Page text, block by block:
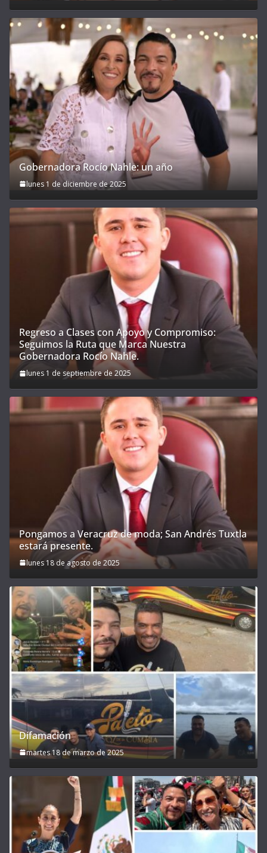
Gobernadora Rocío Nahle: un año
lunes 1 de diciembre de 2025
Regreso a Clases con Apoyo y Compromiso:
Seguimos la Ruta que Marca Nuestra
Gobernadora Rocío Nahle.
lunes 1 de septiembre de 2025
Pongamos a Veracruz de moda; San Andrés Tuxtla
estará presente.
lunes 18 de agosto de 2025
Difamación
martes 18 de marzo de 2025